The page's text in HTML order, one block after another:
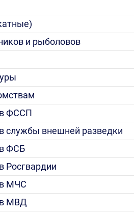
и рыболовов
ФССП
службы внешней разведки
ФСБ
Росгвардии
МЧС
МВД